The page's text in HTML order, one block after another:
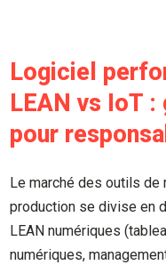
Logiciel
LEAN vs IoT
pour
Le marché des outils
production se divise en
LEAN numériques
numériques,